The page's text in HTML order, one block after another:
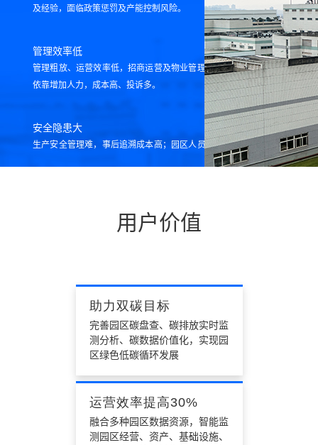
及经验，面临政策惩罚及产能控制风险。
管理效率低
管理粗放、运营效率低，招商运营及物业管理等环节
依靠增加人力，成本高、投诉多。
安全隐患大
生产安全管理难，事后追溯成本高；园区人员、车辆
各设备系统彼此独立，没有整合，无法形成智慧物
用户价值
助力双碳目标
完善园区碳盘查、碳排放实时监
测分析、碳数据价值化，实现园
区绿色低碳循环发展
运营效率提高30%
融合多种园区数据资源，智能监
测园区经营、资产、基础设施、